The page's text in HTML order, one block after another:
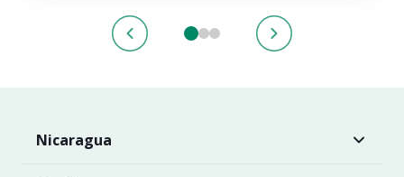
Nicaragua